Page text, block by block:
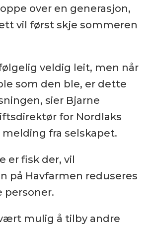
over en generasjon,
vil først skje sommeren
veldig leit, men når
som den ble, er dette
sier Bjarne
for Nordlaks
melding fra selskapet.
er fisk der, vil
på Havfarmen reduseres
personer.
mulig å tilby andre